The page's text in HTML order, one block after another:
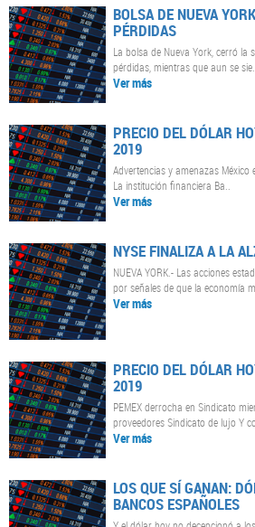
BOLSA DE NUEVA
PÉRDIDAS
La bolsa de Nueva York, cerró la
pérdidas, mientras que aun se
Ver más
PRECIO DEL DÓLAR
2019
Advertencias y amenazas
La institución financiera Ba..
Ver más
NYSE FINALIZA A LA
NUEVA YORK.- Las acciones
por señales de que la economía
Ver más
PRECIO DEL DÓLAR
2019
PEMEX derrocha en Sindicato
proveedores Sindicato de lujo Y
Ver más
LOS QUE SÍ GANAN:
BANCOS ESPAÑOLES